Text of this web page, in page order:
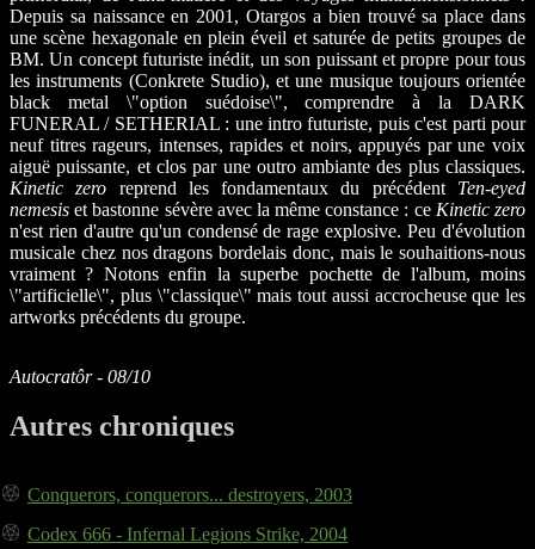
Depuis sa naissance en 2001, Otargos a bien trouvé sa place dans
une scène hexagonale en plein éveil et saturée de petits groupes de
BM. Un concept futuriste inédit, un son puissant et propre pour tous
les instruments (Conkrete Studio), et une musique toujours orientée
black metal \"option suédoise\", comprendre à la DARK
FUNERAL / SETHERIAL : une intro futuriste, puis c'est parti pour
neuf titres rageurs, intenses, rapides et noirs, appuyés par une voix
aiguë puissante, et clos par une outro ambiante des plus classiques.
Kinetic zero reprend les fondamentaux du précédent Ten-eyed
nemesis et bastonne sévère avec la même constance : ce Kinetic zero
n'est rien d'autre qu'un condensé de rage explosive. Peu d'évolution
musicale chez nos dragons bordelais donc, mais le souhaitions-nous
vraiment ? Notons enfin la superbe pochette de l'album, moins
\"artificielle\", plus \"classique\" mais tout aussi accrocheuse que les
artworks précédents du groupe.
Autocratôr - 08/10
Autres chroniques
Conquerors, conquerors... destroyers, 2003
Codex 666 - Infernal Legions Strike, 2004